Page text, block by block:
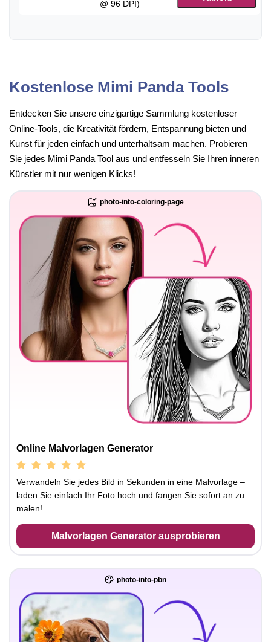
@ 96 DPI)
Kostenlose Mimi Panda Tools
Entdecken Sie unsere einzigartige Sammlung kostenloser
Online-Tools, die Kreativität fördern, Entspannung bieten und
Kunst für jeden einfach und unterhaltsam machen. Probieren
Sie jedes Mimi Panda Tool aus und entfesseln Sie Ihren inneren
Künstler mit nur wenigen Klicks!
photo-into-coloring-page
Online Malvorlagen Generator
Verwandeln Sie jedes Bild in Sekunden in eine Malvorlage –
laden Sie einfach Ihr Foto hoch und fangen Sie sofort an zu
malen!
Malvorlagen Generator ausprobieren
photo-into-pbn